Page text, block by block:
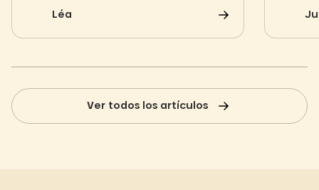
Para no perderse ninguna actividad o
preparar la estancia con antelación.
resumen de los lugares
Léa
unas
bellos
Ver todos los artículos